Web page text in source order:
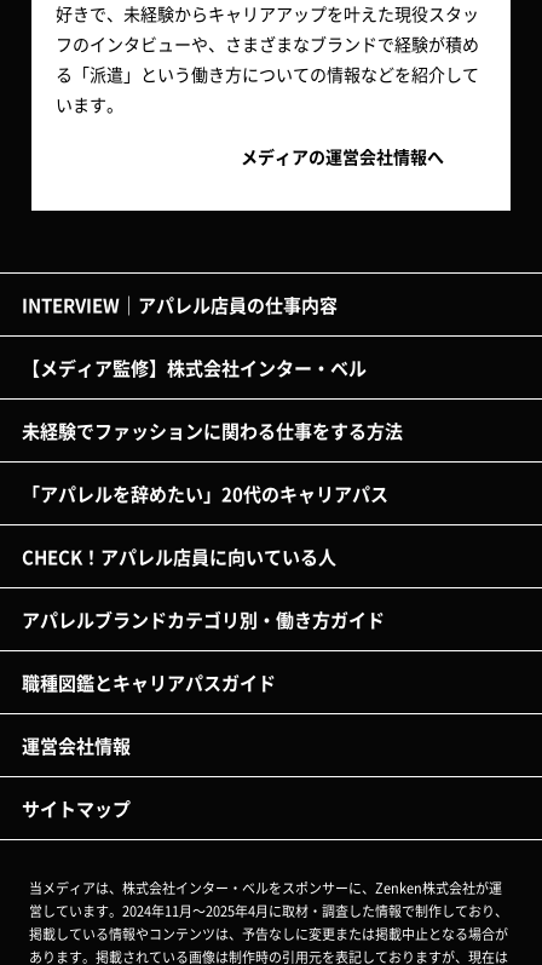
好きで、未経験からキャリアアップを叶えた現役スタッ
フのインタビューや、さまざまなブランドで経験が積め
る「派遣」という働き方についての情報などを紹介して
います。
メディアの運営会社情報へ
INTERVIEW｜アパレル店員の仕事内容
【メディア監修】株式会社インター・ベル
未経験でファッションに関わる仕事をする方法
「アパレルを辞めたい」20代のキャリアパス
CHECK！アパレル店員に向いている人
アパレルブランドカテゴリ別・働き方ガイド
職種図鑑とキャリアパスガイド
運営会社情報
サイトマップ
当メディアは、株式会社インター・ベルをスポンサーに、Zenken株式会社が運
営しています。2024年11月～2025年4月に取材・調査した情報で制作しており、
掲載している情報やコンテンツは、予告なしに変更または掲載中止となる場合が
あります。掲載されている画像は制作時の引用元を表記しておりますが、現在は